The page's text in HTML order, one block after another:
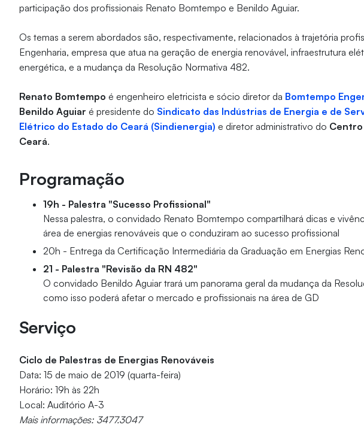
participação dos profissionais Renato Bomtempo e Benildo Aguiar.
Os temas a serem abordados são, respectivamente, relacionados à trajetória
Engenharia, empresa que atua na geração de energia renovável, infraestrutura
energética, e a mudança da Resolução Normativa 482.
Renato Bomtempo é engenheiro eletricista e sócio diretor da Bomtempo
Benildo Aguiar é presidente do Sindicato das Indústrias de Energia e de
Elétrico do Estado do Ceará (Sindienergia) e diretor administrativo do
Ceará.
Programação
19h - Palestra "Sucesso Profissional"
Nessa palestra, o convidado Renato Bomtempo compartilhará dicas e
área de energias renováveis que o conduziram ao sucesso profissional
20h - Entrega da Certificação Intermediária da Graduação em Energias
21 - Palestra "Revisão da RN 482"
O convidado Benildo Aguiar trará um panorama geral da mudança da
como isso poderá afetar o mercado e profissionais na área de GD
Serviço
Ciclo de Palestras de Energias Renováveis
Data: 15 de maio de 2019 (quarta-feira)
Horário: 19h às 22h
Local: Auditório A-3
Mais informações: 3477.3047